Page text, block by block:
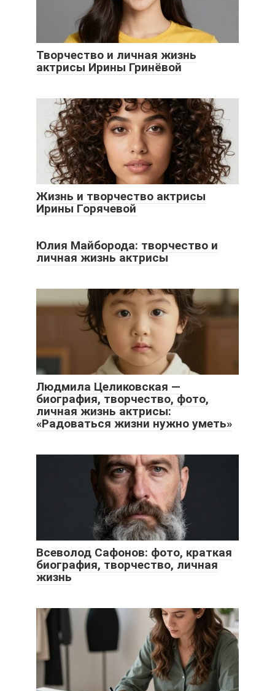
Творчество и личная жизнь
актрисы Ирины Гринёвой
Жизнь и творчество актрисы
Ирины Горячевой
Юлия Майборода: творчество и
личная жизнь актрисы
Людмила Целиковская —
биография, творчество, фото,
личная жизнь актрисы:
«Радоваться жизни нужно уметь»
Всеволод Сафонов: фото, краткая
биография, творчество, личная
жизнь